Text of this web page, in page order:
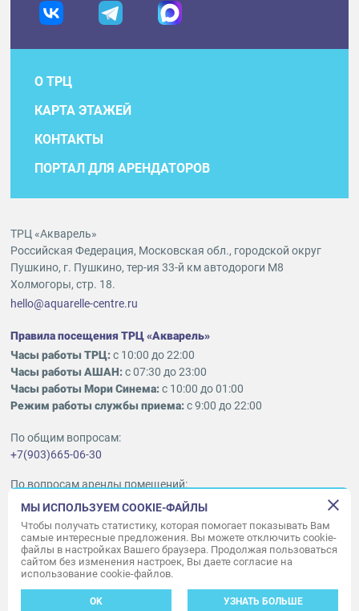
О ТРЦ
КАРТА ЭТАЖЕЙ
КОНТАКТЫ
ПОРТАЛ ДЛЯ АРЕНДАТОРОВ
ТРЦ «Акварель»
Российская Федерация, Московская обл., городской округ
Пушкино, г. Пушкино, тер-ия 33-й км автодороги М8
Холмогоры, стр. 18.
hello@aquarelle-centre.ru
Правила посещения ТРЦ «Акварель»
Часы работы ТРЦ:с 10:00 до 22:00
Часы работы АШАН:с 07:30 до 23:00
Часы работы Мори Синема:с 10:00 до 01:00
Режим работы службы приема:с 9:00 до 22:00
По общим вопросам:
+7(903)665-06-30
По вопросам аренды помещений:
ukleykina@nhood.com
+7(903)665-98-78
© ООО «Акварель» 2010–2026.
Все права защищены
Создание сайта —
МЫ ИСПОЛЬЗУЕМ COOKIE-ФАЙЛЫ
Чтобы получать статистику, которая помогает показывать Вам
самые интересные предложения. Вы можете отключить cookie-
файлы в настройках Вашего браузера. Продолжая пользоваться
сайтом без изменения настроек, Вы даете согласие на
использование cookie-файлов.
OK УЗНАТЬ БОЛЬШЕ